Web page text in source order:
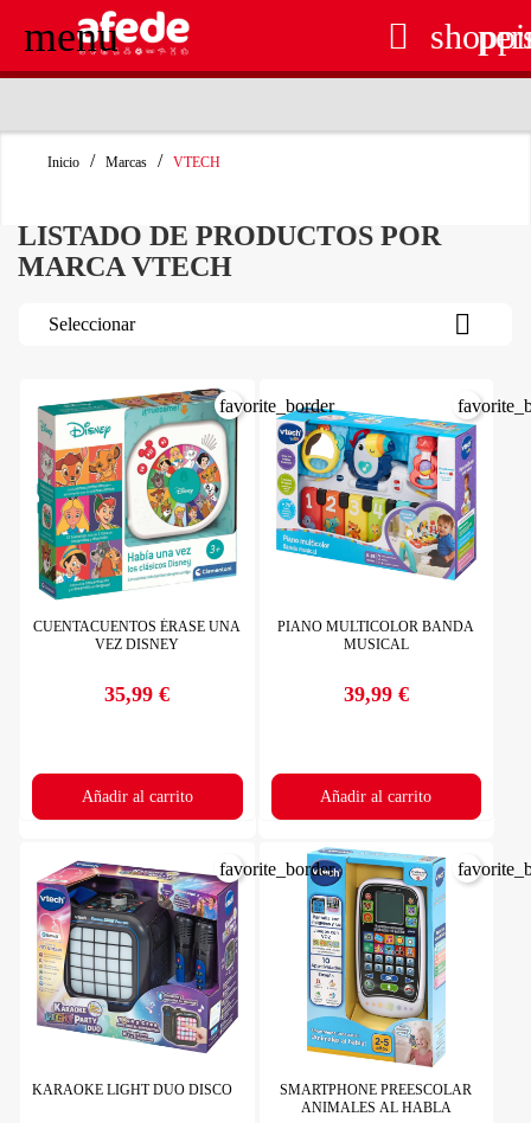
menu 
Inicio Marcas VTECH
LISTADO DE PRODUCTOS POR
MARCA VTECH
Seleccionar 
CUENTACUENTOS ÉRASE UNA
VEZ DISNEY
Precio
35,99 €
Añadir al carrito
favorite_border
PIANO MULTICOLOR BANDA
MUSICAL
Precio
39,99 €
Añadir al carrito
KARAOKE LIGHT DUO DISCO
favorite_border
SMARTPHONE PREESCOLAR
ANIMALES AL HABLA